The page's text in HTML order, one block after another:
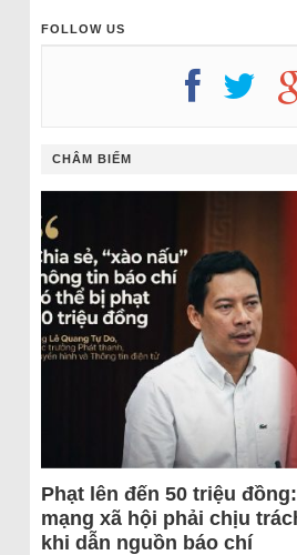
FOLLOW US
CHÂM BIẾM
Phạt lên đến 50 triệu
mạng xã hội phải chịu
khi dẫn nguồn báo chí